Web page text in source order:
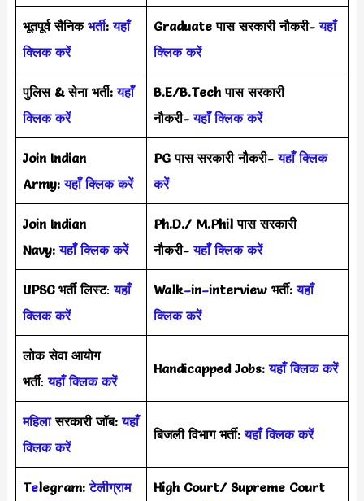
भूतपूर्व सैनिक भर्ती: यहाँ
क्लिक करें
Graduate पास सरकारी नौकरी- यहाँ
क्लिक करें
पुलिस & सेना भर्ती: यहाँ
क्लिक करें
B.E/B.Tech पास सरकारी
नौकरी- यहाँ क्लिक करें
Join Indian
Army:यहाँ क्लिक करें
PG पास सरकारी नौकरी- यहाँ क्लिक
करें
Join Indian
Navy:यहाँ क्लिक करें
Ph.D./ M.Phil पास सरकारी
नौकरी- यहाँ क्लिक करें
UPSC भर्ती लिस्ट:यहाँ
क्लिक करें
Walk–in–interview भर्ती:यहाँ
क्लिक करें
लोक सेवा आयोग
भर्ती:यहाँ क्लिक करें
Handicapped Jobs:यहाँ क्लिक करें
महिलासरकारी जॉब: यहाँ
क्लिक करें
बिजली विभाग भर्ती:यहाँ क्लिक करें
Telegram: टेलीग्राम
High Court/ Supreme Court